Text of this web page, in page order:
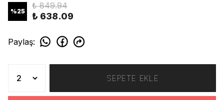
%25
₺ 849.94
₺ 638.09
Paylaş:
SEPETE EKLE